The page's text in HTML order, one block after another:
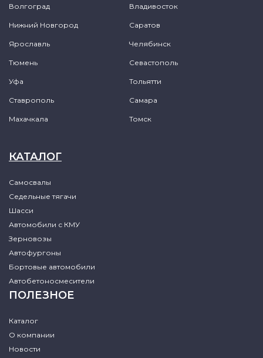
Волгоград Владивосток
Нижний Новгород Саратов
Ярославль Челябинск
Тюмень Севастополь
Уфа Тольятти
Ставрополь Самара
Махачкала Томск
КАТАЛОГ
Самосвалы
Седельные тягачи
Шасси
Автомобили с КМУ
Зерновозы
Автофургоны
Бортовые автомобили
Автобетоносмесители
ПОЛЕЗНОЕ
Каталог
О компании
Новости